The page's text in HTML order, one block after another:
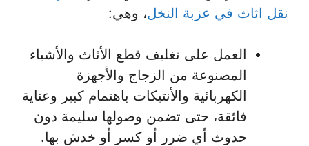
نقل اثاث في عزبة النخل، وهي:
العمل على تغليف قطع الأثاث والأشياء
المصنوعة من الزجاج والأجهزة
الكهربائية والأنتيكات باهتمام كبير وعناية
فائقة، حتى تضمن وصولها سليمة دون
حدوث أي ضرر أو كسر أو خدش بها.